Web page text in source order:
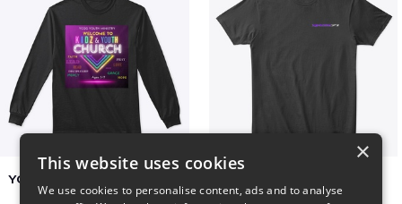
YCOG YOUTH VOLUNTEERS
$31 $24
×
This website uses cookies
We use cookies to personalise content, ads and to analyse